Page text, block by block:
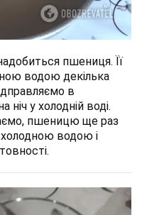
пшениця. Її
водою декілька
в
ніч у холодній воді.
пшеницю ще раз
водою і